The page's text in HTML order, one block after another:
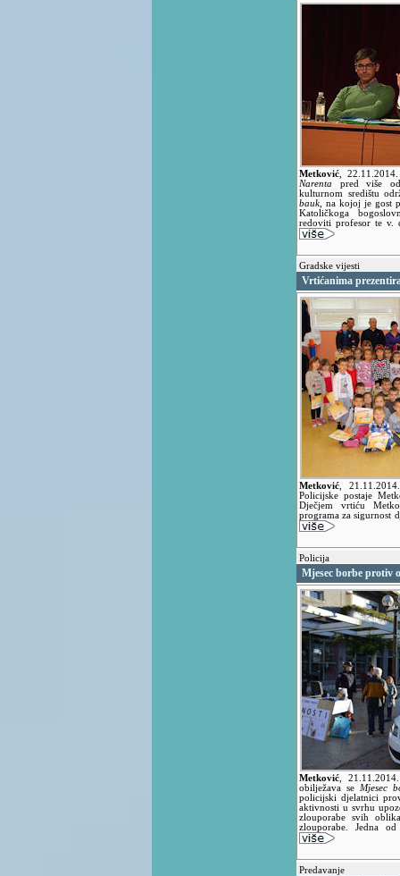
Metković
Narenta pred više
kulturnom središtu
bauk , na kojoj je gost
Katoličkoga
redoviti profesor te v.
Gradske vijesti
Vrtićanima
Metković ,
Policijske postaje
Dječjem vrtiću
programa za sigurnost
Policija
Mjesec borbe protiv
Metković
obilježava se Mjesec
policijski djelatnici
aktivnosti u svrhu
zlouporabe svih
zlouporabe. Jedna
Predavanje